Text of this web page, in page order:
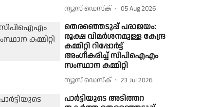
ന്യൂസ് ഡെസ്ക് 05 Aug 2026
തെരഞ്ഞെടുപ്പ് പരാജയം:
രൂക്ഷ വിമര്‍ശനമുള്ള കേന്ദ്ര
കമ്മിറ്റി റിപ്പോര്‍ട്ട്
അംഗീകരിച്ച് സിപിഐഎം
സംസ്ഥാന കമ്മിറ്റി
ന്യൂസ് ഡെസ്ക് 23 Jul 2026
പാർട്ടിയുടെ അടിത്തറ